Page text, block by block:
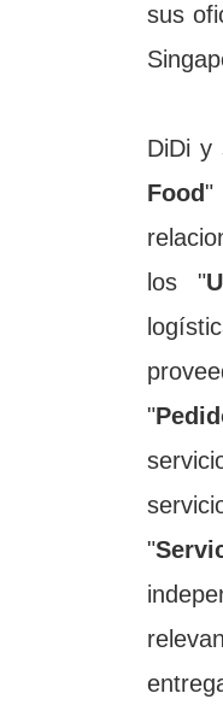
sus
DiDi y
Food"
los "
"
"